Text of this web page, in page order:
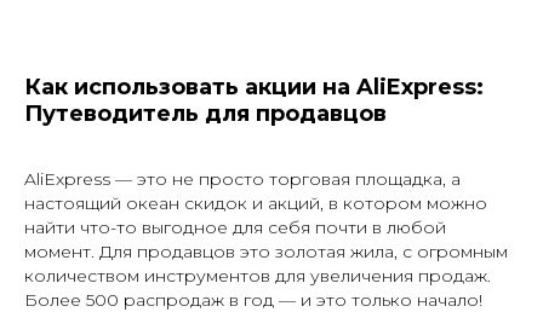
Как использовать акции на AliExpress:
Путеводитель для продавцов
AliExpress — это не просто торговая площадка, а
настоящий океан скидок и акций, в котором можно
найти что-то выгодное для себя почти в любой
момент. Для продавцов это золотая жила, с огромным
количеством инструментов для увеличения продаж.
Более 500 распродаж в год — и это только начало!